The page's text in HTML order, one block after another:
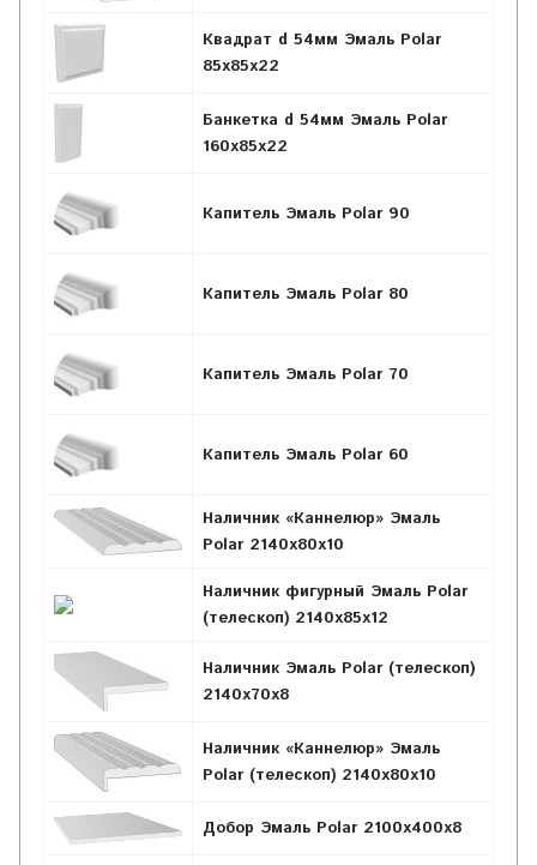
Квадрат d 54мм Эмаль Polar
85х85х22
Банкетка d 54мм Эмаль Polar
160х85х22
Капитель Эмаль Polar 90
Капитель Эмаль Polar 80
Капитель Эмаль Polar 70
Капитель Эмаль Polar 60
Наличник «Каннелюр» Эмаль
Polar 2140х80х10
Наличник фигурный Эмаль Polar
(телескоп) 2140х85х12
Наличник Эмаль Polar (телескоп)
2140x70x8
Наличник «Каннелюр» Эмаль
Polar (телескоп) 2140х80х10
Добор Эмаль Polar 2100х400х8